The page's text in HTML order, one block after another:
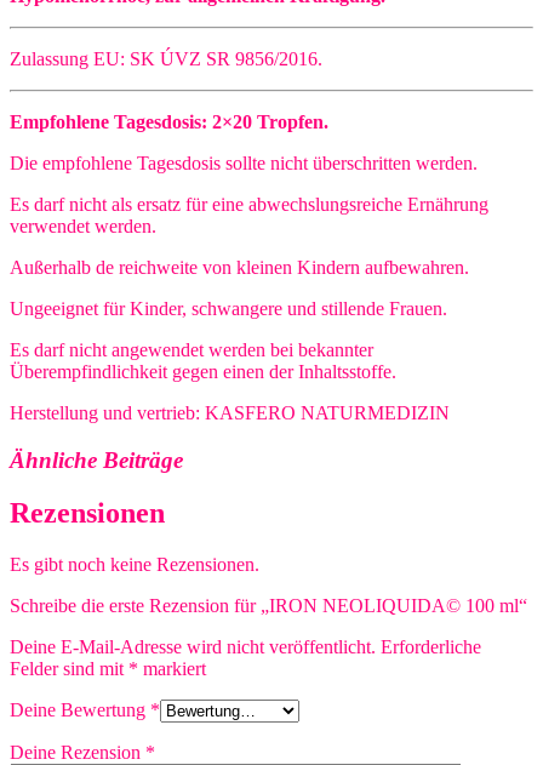
Zulassung EU: SK ÚVZ SR 9856/2016.
Empfohlene Tagesdosis: 2×20 Tropfen.
Die empfohlene Tagesdosis sollte nicht überschritten werden.
Es darf nicht als ersatz für eine abwechslungsreiche Ernährung
verwendet werden.
Außerhalb de reichweite von kleinen Kindern aufbewahren.
Ungeeignet für Kinder, schwangere und stillende Frauen.
Es darf nicht angewendet werden bei bekannter
Überempfindlichkeit gegen einen der Inhaltsstoffe.
Herstellung und vertrieb: KASFERO NATURMEDIZIN
Ähnliche Beiträge
Rezensionen
Es gibt noch keine Rezensionen.
Schreibe die erste Rezension für „IRON NEOLIQUIDA© 100 ml“
Deine E-Mail-Adresse wird nicht veröffentlicht. Erforderliche
Felder sind mit * markiert
Deine Bewertung *
Deine Rezension *